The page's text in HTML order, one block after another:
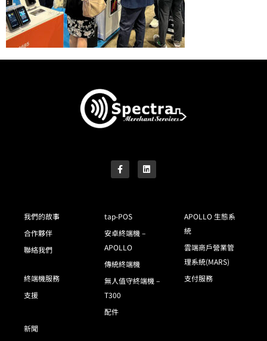
我們的故事
合作夥伴
聯絡我們
終端機服務
支援
tap-POS
安卓終端機 –
APOLLO
傳統終端機
無人值守終端機 –
T300
配件
APOLLO 生態系
統
雲端商戶營業管
理系統(MARS)
支付服務
新聞